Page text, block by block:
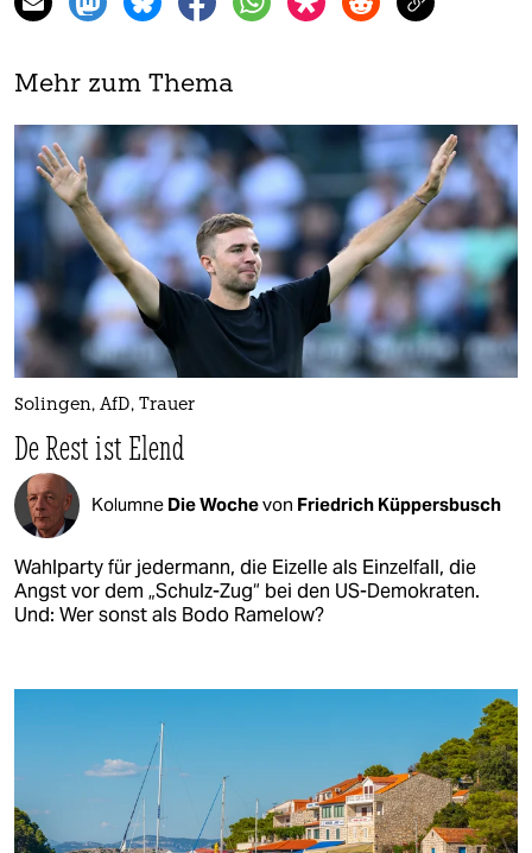
Mehr zum Thema
Solingen, AfD, Trauer
De Rest ist Elend
Kolumne Die Wochevon Friedrich Küppersbusch
Wahlparty für jedermann, die Eizelle als Einzelfall, die
Angst vor dem „Schulz-Zug“ bei den US-Demokraten.
Und: Wer sonst als Bodo Ramelow?